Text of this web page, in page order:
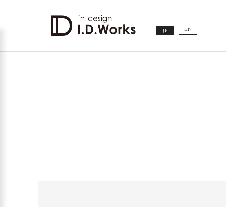
JP EN